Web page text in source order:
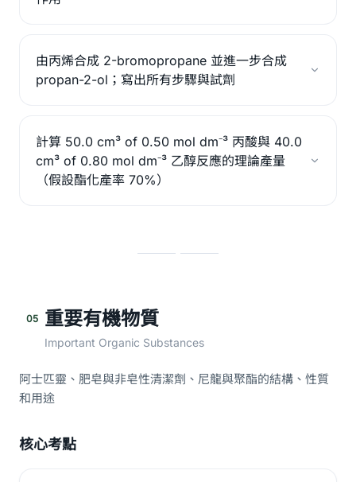
由丙烯合成 2-bromopropane 並進一步合成
propan-2-ol；寫出所有步驟與試劑
計算 50.0 cm³ of 0.50 mol dm⁻³ 丙酸與 40.0
cm³ of 0.80 mol dm⁻³ 乙醇反應的理論產量
（假設酯化產率 70%）
05 重要有機物質
Important Organic Substances
阿士匹靈、肥皂與非皂性清潔劑、尼龍與聚酯的結構、性質
和用途
核心考點